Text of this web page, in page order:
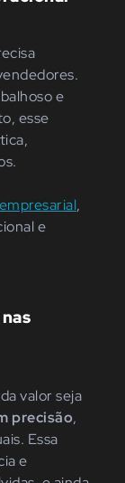
e
esse
,
e
valor seja
precisão,
Essa
e